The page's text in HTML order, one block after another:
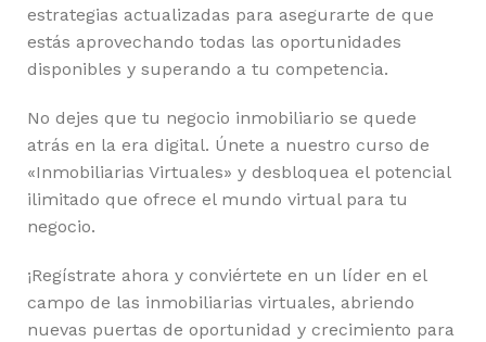
estrategias actualizadas para asegurarte de que
estás aprovechando todas las oportunidades
disponibles y superando a tu competencia.
No dejes que tu negocio inmobiliario se quede
atrás en la era digital. Únete a nuestro curso de
«Inmobiliarias Virtuales» y desbloquea el potencial
ilimitado que ofrece el mundo virtual para tu
negocio.
¡Regístrate ahora y conviértete en un líder en el
campo de las inmobiliarias virtuales, abriendo
nuevas puertas de oportunidad y crecimiento para